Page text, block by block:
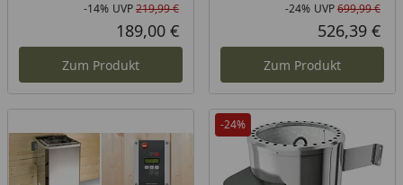
Rabatt in Prozent
-14%
Ursprünglicher Preis
UVP219,99 €
Aktueller Preis
189,00 €
Zum Produkt
-24% UVP699,99 €
526,39 €
Zum Produkt
-24%